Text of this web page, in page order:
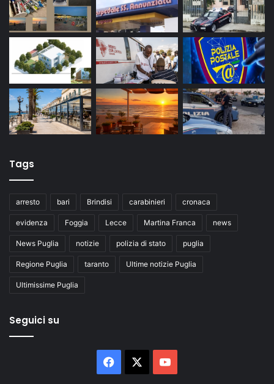
Tags
arresto bari Brindisi carabinieri cronaca
evidenza Foggia Lecce Martina Franca news
News Puglia notizie polizia di stato puglia
Regione Puglia taranto Ultime notizie Puglia
Ultimissime Puglia
Seguici su
Facebook